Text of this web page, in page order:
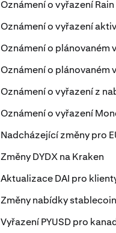
Oznámení o vyřazení
Oznámení o vyřazení
Oznámení o plánovaném
Oznámení o plánovaném
Oznámení o vyřazení z
Oznámení o vyřazení
Nadcházející změny pro
Změny DYDX na Kraken
Aktualizace DAI pro
Změny nabídky
Vyřazení PYUSD pro